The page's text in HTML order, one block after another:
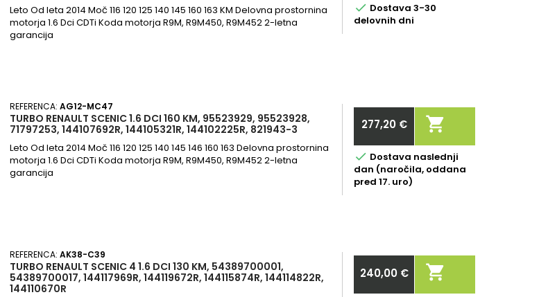
Leto Od leta 2014 Moč 116 120 125 140 145 160 163 KM Delovna prostornina
motorja 1.6 Dci CDTi Koda motorja R9M, R9M450, R9M452 2-letna
garancija
 Dostava 3-30
delovnih dni
REFERENCA:AG12-MC47
TURBO RENAULT SCENIC 1.6 DCI 160 KM, 95523929, 95523928,
71797253, 144107692R, 144105321R, 144102225R, 821943-3
Leto Od leta 2014 Moč 116 120 125 140 145 146 160 163 Delovna prostornina
motorja 1.6 Dci CDTi Koda motorja R9M, R9M450, R9M452 2-letna
garancija
Cena
277,20 € 
 Dostava naslednji
dan (naročila, oddana
pred 17. uro)
REFERENCA:AK38-C39
TURBO RENAULT SCENIC 4 1.6 DCI 130 KM, 54389700001,
54389700017, 144117969R, 144119672R, 144115874R, 144114822R,
144110670R
Cena
240,00 € 